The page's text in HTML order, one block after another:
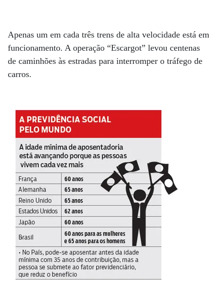
Apenas um em cada três trens de alta velocidade está em
funcionamento. A operação “Escargot” levou centenas
de caminhões às estradas para interromper o tráfego de
carros.